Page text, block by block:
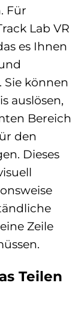
Für
Lab VR
es Ihnen
Sie können
auslösen,
Bereich
den
Dieses
Zeile
Teilen